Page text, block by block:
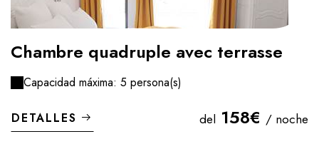
Chambre quadruple avec terrasse
Capacidad máxima: 5 persona(s)
DETALLES del 158€ / noche